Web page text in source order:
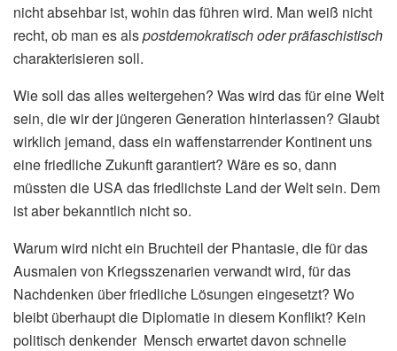
nicht absehbar ist, wohin das führen wird. Man weiß nicht
recht, ob man es alspostdemokratisch oder präfaschistisch
charakterisieren soll.
Wie soll das alles weitergehen? Was wird das für eine Welt
sein, die wir der jüngeren Generation hinterlassen? Glaubt
wirklich jemand, dass ein waffenstarrender Kontinent uns
eine friedliche Zukunft garantiert? Wäre es so, dann
müssten die USA das friedlichste Land der Welt sein. Dem
ist aber bekanntlich nicht so.
Warum wird nicht ein Bruchteil der Phantasie, die für das
Ausmalen von Kriegsszenarien verwandt wird, für das
Nachdenken über friedliche Lösungen eingesetzt? Wo
bleibt überhaupt die Diplomatie in diesem Konflikt? Kein
politisch denkender Mensch erwartet davon schnelle